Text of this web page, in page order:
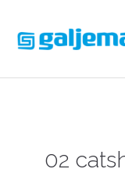
02